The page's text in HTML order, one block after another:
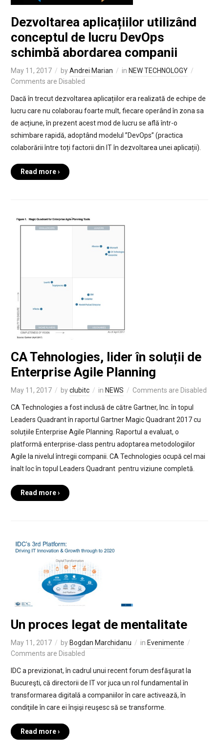
Dezvoltarea aplicațiilor utilizând
conceptul de lucru DevOps
schimbă abordarea companii
May 11, 2017 byAndrei Marian in NEW TECHNOLOGY
Comments are Disabled
Dacă în trecut dezvoltarea aplicațiilor era realizată de echipe de
lucru care nu colaborau foarte mult, fiecare operând în zona sa
de acțiune, în prezent acest mod de lucru se află într-o
schimbare rapidă, adoptând modelul ”DevOps” (practica
colaborării între toți factorii din IT în dezvoltarea unei aplicații).
Read more ›
CA Tehnologies, lider în soluții de
Enterprise Agile Planning
May 11, 2017 byclubitc in NEWS Comments are Disabled
CA Technologies a fost inclusă de către Gartner, Inc. în topul
Leaders Quadrant în raportul Gartner Magic Quadrant 2017 cu
soluțiile Enterprise Agile Planning. Raportul a evaluat, o
platformă enterprise-class pentru adoptarea metodologiilor
Agile la nivelul întregii companii. CA Technologies ocupă cel mai
înalt loc în topul Leaders Quadrant pentru viziune completă.
Read more ›
Un proces legat de mentalitate
May 11, 2017 byBogdan Marchidanu in Evenimente
Comments are Disabled
IDC a previzionat, în cadrul unui recent forum desfăşurat la
Bucureşti, că directorii de IT vor juca un rol fundamental în
transformarea digitală a companiilor în care activează, în
condiţiile în care ei înşişi reuşesc să se transforme.
Read more ›